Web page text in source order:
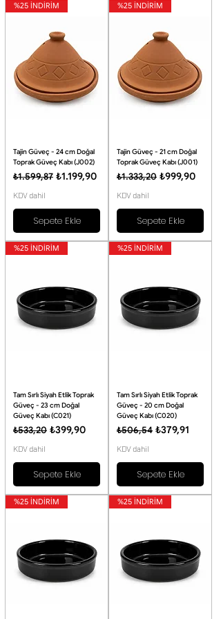
%25 İNDİRİM
Tajin Güveç - 24 cm Doğal
Toprak Güveç Kabı (J002)
Normal Fiyat
₺1.599,87 İndirimli Fiyat
₺1.199,90
KDV dahil
Sepete Ekle
%25 İNDİRİM
Tajin Güveç - 21 cm Doğal
Toprak Güveç Kabı (J001)
Normal Fiyat
₺1.333,20 İndirimli Fiyat
₺999,90
KDV dahil
Sepete Ekle
%25 İNDİRİM
Tam Sırlı Siyah Etlik Toprak
Güveç - 23 cm Doğal
Güveç Kabı (C021)
Normal Fiyat
₺533,20 İndirimli Fiyat
₺399,90
KDV dahil
Sepete Ekle
%25 İNDİRİM
Tam Sırlı Siyah Etlik Toprak
Güveç - 20 cm Doğal
Güveç Kabı (C020)
Normal Fiyat
₺506,54 İndirimli Fiyat
₺379,91
KDV dahil
Sepete Ekle
%25 İNDİRİM %25 İNDİRİM